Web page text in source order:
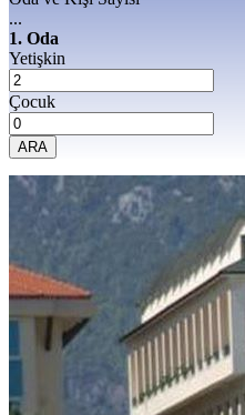
...
1. Oda
Yetişkin
Çocuk
ARA